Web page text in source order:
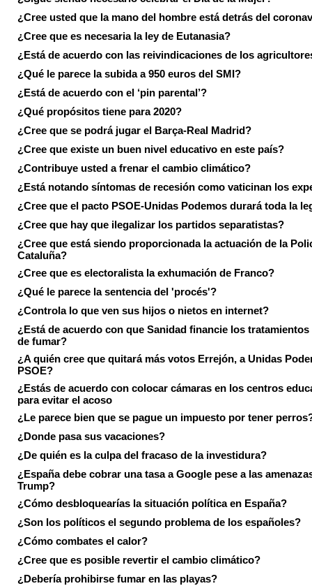
¿Cree usted que la mano del hombre está detrás del
¿Cree que es necesaria la ley de Eutanasia?
¿Está de acuerdo con las reivindicaciones de los
¿Qué le parece la subida a 950 euros del SMI?
¿Está de acuerdo con el ‘pin parental’?
¿Qué propósitos tiene para 2020?
¿Cree que se podrá jugar el Barça-Real Madrid?
¿Cree que existe un buen nivel educativo en este país?
¿Contribuye usted a frenar el cambio climático?
¿Está notando síntomas de recesión como vaticinan los
¿Cree que el pacto PSOE-Unidas Podemos durará toda la
¿Cree que hay que ilegalizar los partidos separatistas?
¿Cree que está siendo proporcionada la actuación de la
Cataluña?
¿Cree que es electoralista la exhumación de Franco?
¿Qué le parece la sentencia del 'procés'?
¿Controla lo que ven sus hijos o nietos en internet?
¿Está de acuerdo con que Sanidad financie los tratamientos
de fumar?
¿A quién cree que quitará más votos Errejón, a Unidas
PSOE?
¿Estás de acuerdo con colocar cámaras en los centros
para evitar el acoso
¿Le parece bien que se pague un impuesto por tener
¿Donde pasa sus vacaciones?
¿De quién es la culpa del fracaso de la investidura?
¿España debe cobrar una tasa a Google pese a las
Trump?
¿Cómo desbloquearías la situación política en España?
¿Son los políticos el segundo problema de los españoles?
¿Cómo combates el calor?
¿Cree que es posible revertir el cambio climático?
¿Debería prohibirse fumar en las playas?